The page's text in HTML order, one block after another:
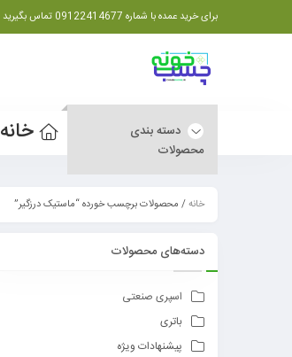
برای خرید عمده با شماره 09122414677 تماس بگیرید
دسته بندی
محصولات
خانه
خانه/ محصولات برچسب خورده “ماستیک درزگیر”
دسته‌های محصولات
اسپری صنعتی
باتری
پیشنهادات ویژه